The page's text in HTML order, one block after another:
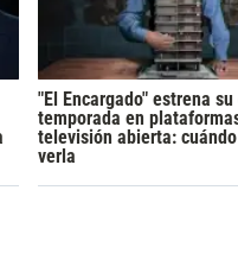
"El Encargado" estrena
temporada en
televisión abierta:
verla